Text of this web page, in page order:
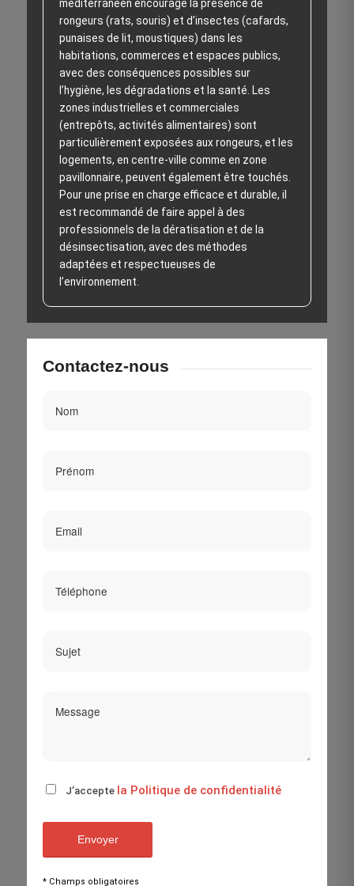
méditerranéen encourage la présence de
rongeurs (rats, souris) et d’insectes (cafards,
punaises de lit, moustiques) dans les
habitations, commerces et espaces publics,
avec des conséquences possibles sur
l’hygiène, les dégradations et la santé. Les
zones industrielles et commerciales
(entrepôts, activités alimentaires) sont
particulièrement exposées aux rongeurs, et les
logements, en centre-ville comme en zone
pavillonnaire, peuvent également être touchés.
Pour une prise en charge efficace et durable, il
est recommandé de faire appel à des
professionnels de la dératisation et de la
désinsectisation, avec des méthodes
adaptées et respectueuses de
l’environnement.
Contactez-nous
J’accepte la Politique de confidentialité
* Champs obligatoires